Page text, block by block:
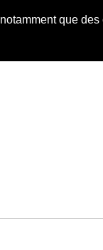
que